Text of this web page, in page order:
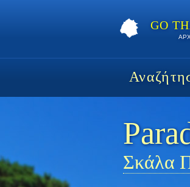
GO
Σκάλα